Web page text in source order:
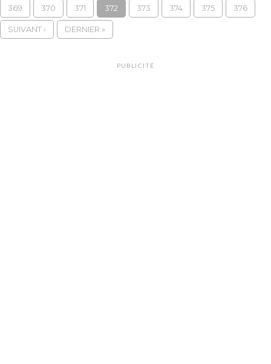
369 370 371 372 373 374 375 376
SUIVANT › DERNIER »
PUBLICITÉ